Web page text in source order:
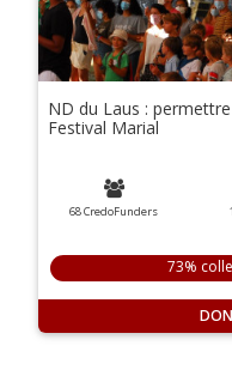
ND du Laus :
Festival Marial
68 CredoFunders
73%